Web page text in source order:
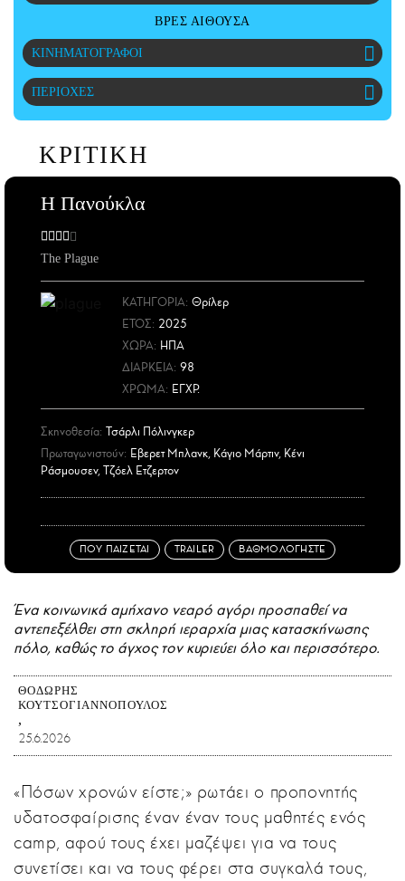
ΑΜΠΑ
PRINT
ΒΡΕΣ ΑΙΘΟΥΣΑ
ΚΙΝΗΜΑΤΟΓΡΑΦΟΙ
ΠΕΡΙΟΧΕΣ
ΚΡΙΤΙΚΗ
Η Πανούκλα
The Plague
ΚΑΤΗΓΟΡΙΑ: Θρίλερ
ΕΤΟΣ: 2025
ΧΩΡΑ: ΗΠΑ
ΔΙΑΡΚΕΙΑ: 98
ΧΡΩΜΑ: ΕΓΧΡ.
Σκηνοθεσία: Τσάρλι Πόλινγκερ
Πρωταγωνιστούν: Εβερετ Μπλανκ, Κάγιο Μάρτιν, Κένι
Ράσμουσεν, Τζόελ Ετζερτον
ΠΟΥ ΠΑΙΖΕΤΑΙ TRAILER ΒΑΘΜΟΛΟΓΗΣΤΕ
Ένα κοινωνικά αμήχανο νεαρό αγόρι προσπαθεί να
αντεπεξέλθει στη σκληρή ιεραρχία μιας κατασκήνωσης
πόλο, καθώς το άγχος τον κυριεύει όλο και περισσότερο.
ΘΟΔΩΡΉΣ
ΚΟΥΤΣΟΓΙΑΝΝΌΠΟΥΛΟΣ
25.6.2026
«Πόσων χρονών είστε;» ρωτάει ο προπονητής
υδατοσφαίρισης έναν έναν τους μαθητές ενός
camp, αφού τους έχει μαζέψει για να τους
συνετίσει και να τους φέρει στα συγκαλά τους,